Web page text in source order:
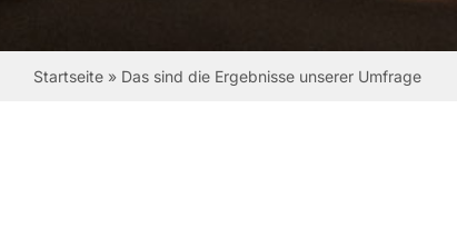
Startseite» Das sind die Ergebnisse unserer Umfrage